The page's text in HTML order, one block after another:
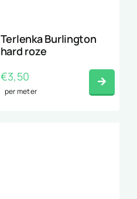
Terlenka Burlington
hard roze
€3,50
per meter